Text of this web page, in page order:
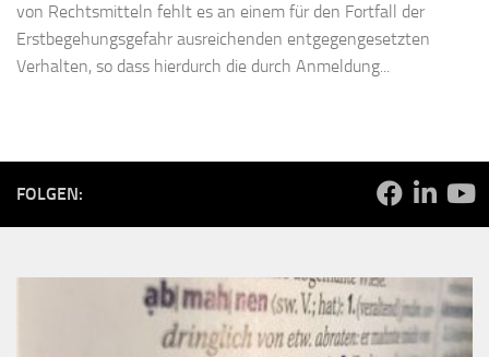
von Rechtsmitteln fehlt es an einem für den Fortfall der
Erstbegehungsgefahr ausreichenden entgegengesetzten
Verhalten, so dass hierdurch die durch Anmeldung...
FOLGEN: